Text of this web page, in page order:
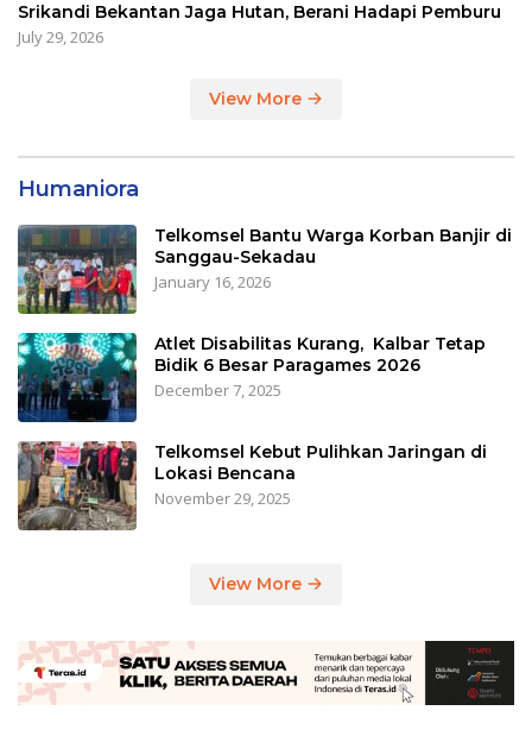
Srikandi Bekantan Jaga Hutan, Berani Hadapi Pemburu
July 29, 2026
View More
Humaniora
Telkomsel Bantu Warga Korban Banjir di
Sanggau-Sekadau
January 16, 2026
Atlet Disabilitas Kurang, Kalbar Tetap
Bidik 6 Besar Paragames 2026
December 7, 2025
Telkomsel Kebut Pulihkan Jaringan di
Lokasi Bencana
November 29, 2025
View More